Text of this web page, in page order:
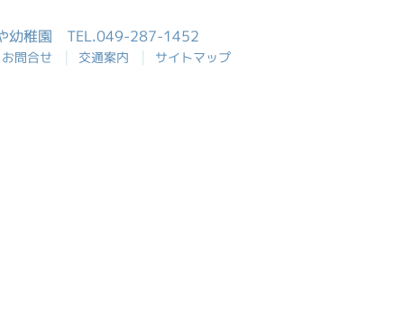
幼稚園 TEL.049-287-1452
お問合せ | 交通案内 | サイトマップ